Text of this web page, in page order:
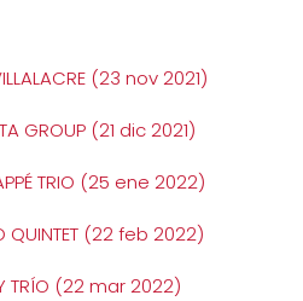
(23 nov 2021)
GROUP (21 dic 2021)
TRIO (25 ene 2022)
QUINTET (22 feb 2022)
TRÍO (22 mar 2022)